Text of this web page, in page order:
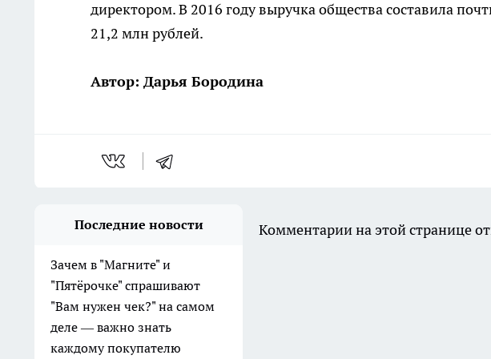
директором. В 2016 году выручка общества составила
21,2 млн рублей.
Автор: Дарья Бородина
Последние новости
Зачем в "Магните" и
"Пятёрочке" спрашивают
"Вам нужен чек?" на самом
деле — важно знать
каждому покупателю
Комментарии на этой странице